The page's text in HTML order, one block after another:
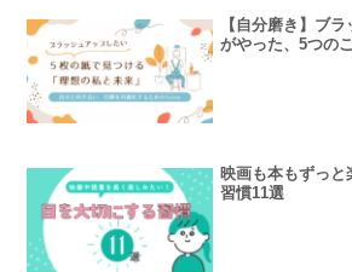
【自分磨き】ブ
がやった、5つの
映画も本もずっと
習慣11選